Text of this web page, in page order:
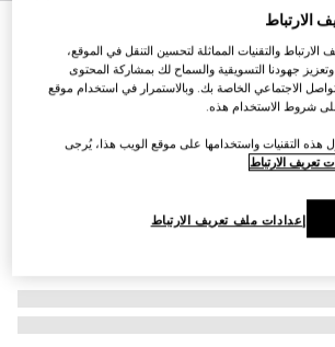
صغير الحجم/متوسط الحجم
الارتباط
والتقنيات المماثلة لتحسين التنقل في الموقع،
جهودنا التسويقية والسماح لك بمشاركة المحتوى
الاجتماعي الخاصة بك. وبالاستمرار في استخدام موقع
شروط الاستخدام هذه.
هذه التقنيات واستخدامها على موقع الويب هذا، يُرجى
تعريف الارتباط
إعدادات ملف تعريف الارتباط